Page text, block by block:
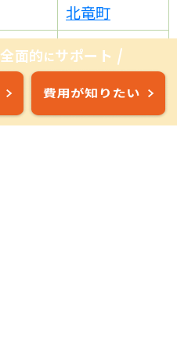
北竜町
本別町
真狩村
全面的にサポート